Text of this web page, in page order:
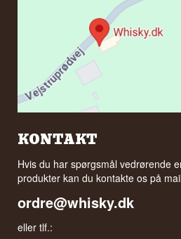
KONTAKT
Hvis du har spørgsmål vedrørende
produkter kan du kontakte os på
ordre@whisky.dk
eller tlf.: